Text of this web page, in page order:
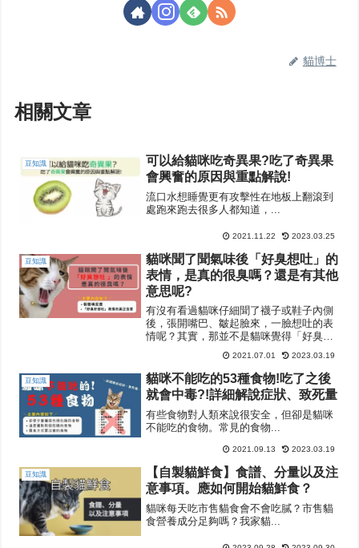
貓博士
相關文章
豆知識
可以給貓咪吃奇異果?吃了奇異果
會興奮的原因與重點解說!
流口水想睡覺更有攻擊性在地板上翻滾到
處跑來跑去很多人都知道，...
2021.11.22 2023.03.25
豆知識
貓咪聞了聞氣味後「好臭想吐」的
表情，是真的很臭嗎？還是有其他
意思呢?
有沒有看過貓咪仔細聞了襪子或鞋子內側
後，張開嘴巴、皺起臉來，一臉想吐的表
情呢？其實，那並不是貓咪覺得「好臭、
好想吐」的意思唷。關於貓咪做出「好
臭、好想吐」表情的真正意涵，本篇將從
以下大兩大方向作介紹：裂唇嗅反應
&「好臭好想吐」表情的真正含意
2021.07.01 2023.03.19
豆知識
貓咪不能吃的53種食物!吃了之後
就會中毒?!詳細解說症狀、致死量
有些食物對人類來說很安全，但卻是貓咪
不能吃的食物。常見的食物...
2021.09.13 2023.03.19
豆知識
【自製貓鮮食】食譜、分量以及注
意事項。應如何開始貓鮮食？
貓咪每天吃市售貓食會不會吃膩？市售貓
食營養成分足夠嗎？我家貓...